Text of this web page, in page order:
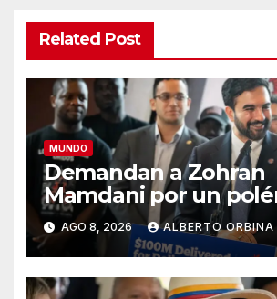
Related Post
MUNDO
Demandan a Zohran
Mamdani por un
impuesto inmobiliario
podría afectar a miles
personas
AGO 8, 2026 ALBERTO ORBINA